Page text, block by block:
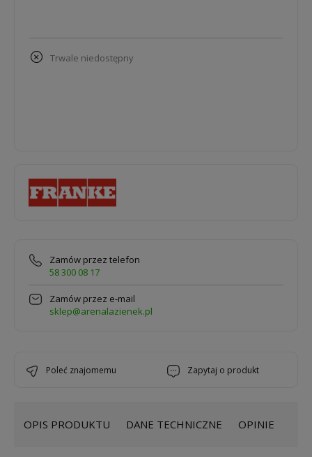
trwale niedostępny
Zamów przez telefon
58 300 08 17
Zamów przez e-mail
sklep@arenalazienek.pl
poleć znajomemu zapytaj o produkt
OPIS PRODUKTU DANE TECHNICZNE OPINIE